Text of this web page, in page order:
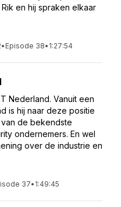
en hij spraken elkaar
• Episode 38• 1:27:54
Nederland. Vanuit een
is hij naar deze positie
de bekendste
ondernemers. En wel
over de industrie en
37• 1:49:45